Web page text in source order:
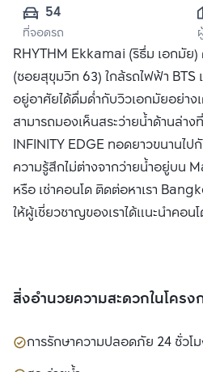
54
ที่จอดรถ
RHYTHM Ekkamai (ริธึ่ม เอกมัย)
(ซอยสุขุมวิท 63) ใกล้รถไฟฟ้า BTS
อยู่อาศัยได้ดื่มด่ำกับวิวเอกมัยอย่าง
สามารถมองเห็นสระว่ายน้ำด้านล่าง
INFINITY EDGE ทอดยาวขนานไปกั
ความรู้สึกไม่ต่างจากว่ายน้ำอยู่บน
หรือ เช่าคอนโด ติดต่อหาเรา
ให้ผู้เชี่ยวชาญของเราได้แนะนำคอน
สิ่งอำนวยความสะดวกในโครง
การรักษาความปลอดภัย 24 ชั่วโ